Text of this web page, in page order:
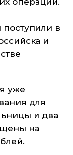
операций.
поступили в
и
уже
для
и два
на